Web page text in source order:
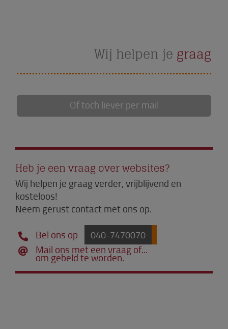
Wij helpen je graag
Of toch liever per mail
Heb je een vraag over websites?
Wij helpen je graag verder, vrijblijvend en
kosteloos!
Neem gerust contact met ons op.
Bel ons op 040-7470070
Mail ons met een vraag of...
om gebeld te worden.